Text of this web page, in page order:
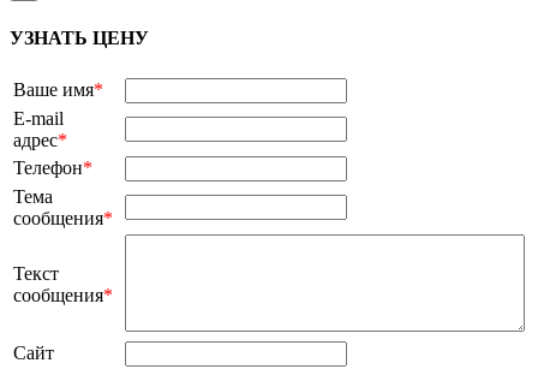
УЗНАТЬ ЦЕНУ
Ваше имя*
E-mail
адрес*
Телефон*
Тема
сообщения*
Текст
сообщения*
Сайт